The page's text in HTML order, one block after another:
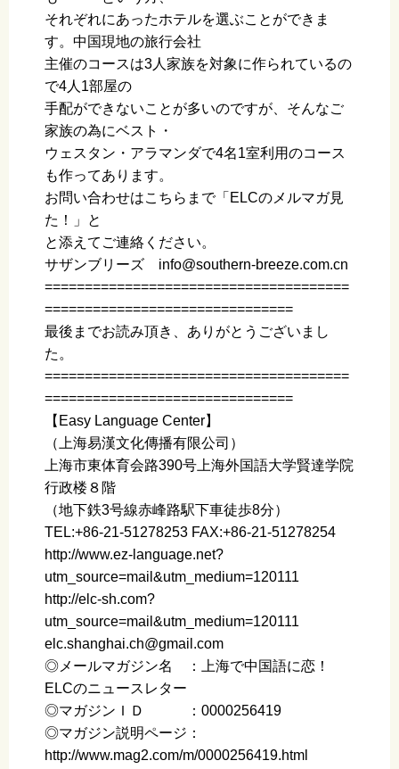
それぞれにあったホテルを選ぶことができま
す。中国現地の旅行会社
主催のコースは3人家族を対象に作られているの
で4人1部屋の
手配ができないことが多いのですが、そんなご
家族の為にベスト・
ウェスタン・アラマンダで4名1室利用のコース
も作ってあります。
お問い合わせはこちらまで「ELCのメルマガ見
た！」と
と添えてご連絡ください。
サザンブリーズ info@southern-breeze.com.cn
======================================
===============================
最後までお読み頂き、ありがとうございまし
た。
======================================
===============================
【Easy Language Center】
（上海易漢文化傳播有限公司）
上海市東体育会路390号上海外国語大学賢達学院
行政楼８階
（地下鉄3号線赤峰路駅下車徒歩8分）
TEL:+86-21-51278253 FAX:+86-21-51278254
http://www.ez-language.net?
utm_source=mail&utm_medium=120111
http://elc-sh.com?
utm_source=mail&utm_medium=120111
elc.shanghai.ch@gmail.com
◎メールマガジン名 ：上海で中国語に恋！
ELCのニュースレター
◎マガジンＩＤ ：0000256419
◎マガジン説明ページ：
http://www.mag2.com/m/0000256419.html